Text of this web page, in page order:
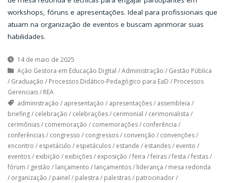
workshops, fóruns e apresentações. Ideal para profissionais que
atuam na organização de eventos e buscam aprimorar suas
habilidades.
14 de maio de 2025
Ação Gestora em Educação Digital /Administração / Gestão Pública
/ Graduação / Processos Didático-Pedagógico para EaD / Processos
Gerenciais/ REA
administração / apresentação / apresentações/ assembleia /
briefing/ celebração / celebrações/ cerimonial / cerimonialista /
cerimônias/ comemoração / comemorações/ conferência /
conferências/ congresso / congressos/ convenção / convenções/
encontro / espetáculo / espetáculos/ estande / estandes/ evento /
eventos/ exibição / exibições/ exposição /feira /feiras/festa /festas/
fórum / gestão / lançamento / lançamentos/ liderança / mesa redonda
/ organização / painel / palestra / palestras/ patrocinador/